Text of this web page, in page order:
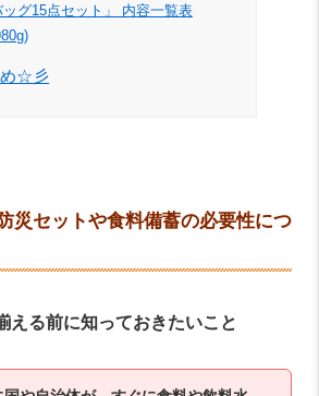
ッグ15点セット」 内容一覧表
☆彡
災セットや食料備蓄の必要性につ
える前に知っておきたいこと